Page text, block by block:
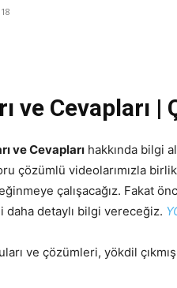
ve Cevapları |
ve Cevapları hakkında bilgi
çözümlü videolarımızla
çalışacağız. Fakat
daha detaylı bilgi vereceğiz.